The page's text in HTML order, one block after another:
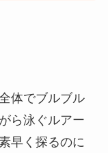
体でブルブル
ら泳ぐルアー
早く探るのに